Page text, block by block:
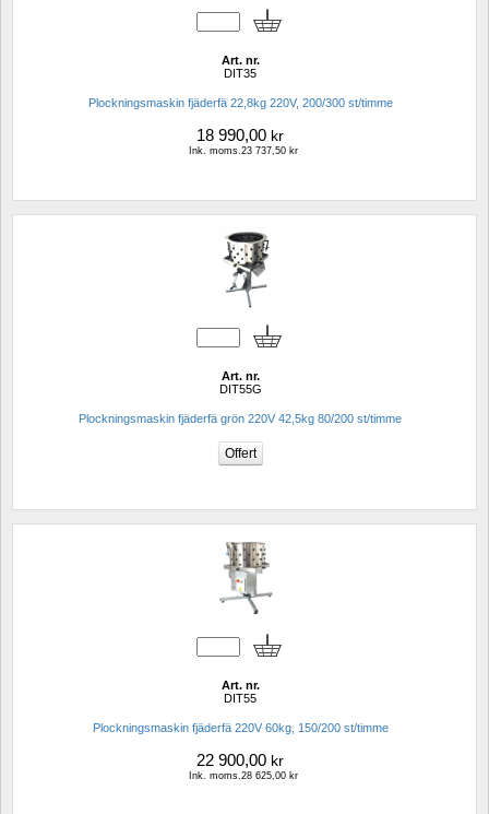
Art. nr.
DIT35
Plockningsmaskin fjäderfä 22,8kg 220V, 200/300 st/timme
18 990,00 kr
Ink. moms.23 737,50 kr
Art. nr.
DIT55G
Plockningsmaskin fjäderfä grön 220V 42,5kg 80/200 st/timme
Art. nr.
DIT55
Plockningsmaskin fjäderfä 220V 60kg, 150/200 st/timme
22 900,00 kr
Ink. moms.28 625,00 kr